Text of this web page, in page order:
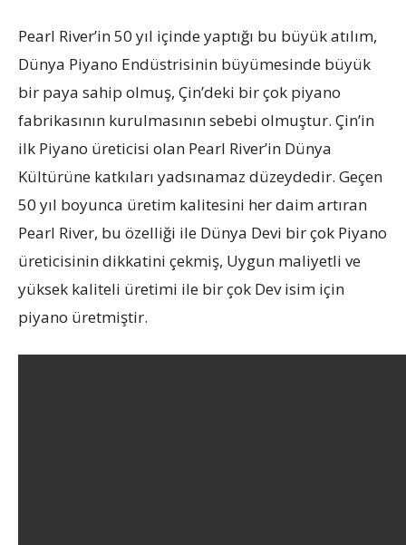
Pearl River’in 50 yıl içinde yaptığı bu büyük atılım,
Dünya Piyano Endüstrisinin büyümesinde büyük
bir paya sahip olmuş, Çin’deki bir çok piyano
fabrikasının kurulmasının sebebi olmuştur. Çin’in
ilk Piyano üreticisi olan Pearl River’in Dünya
Kültürüne katkıları yadsınamaz düzeydedir. Geçen
50 yıl boyunca üretim kalitesini her daim artıran
Pearl River, bu özelliği ile Dünya Devi bir çok Piyano
üreticisinin dikkatini çekmiş, Uygun maliyetli ve
yüksek kaliteli üretimi ile bir çok Dev isim için
piyano üretmiştir.